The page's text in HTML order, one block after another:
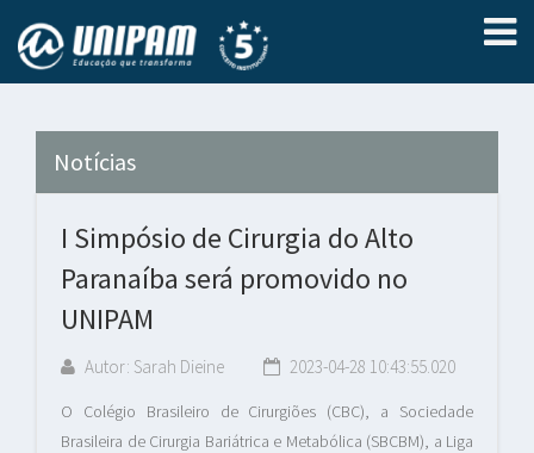
Notícias
I Simpósio de Cirurgia do Alto
Paranaíba será promovido no
UNIPAM
Autor: Sarah Dieine 2023-04-28 10:43:55.020
O Colégio Brasileiro de Cirurgiões (CBC), a Sociedade
Brasileira de Cirurgia Bariátrica e Metabólica (SBCBM), a Liga